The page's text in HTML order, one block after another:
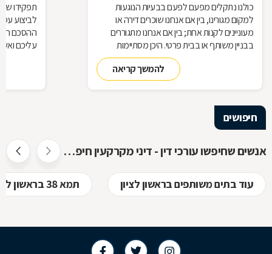
כולנו נתקלים מפעם לפעם בבעיות הנוגעות
למקום מגורינו, בין אם אנחנו שוכרים דירה או
מעוניינים לקנות אחת; בין אם אנחנו מתגוררים
בבניין משותף או בבית פרטי. היכן מסתיימות
זכויותינו ביחס לשכנינו? מה אומר החוק בקשר
לחריגות בנייה? האם בניית ממ"ד מחייבת את כל
הדיירים וכו'. כדי לקבל מושג בנוגע למעמדנו
המקרקעין, ריכזנו שאלות שנשאלו בפורום
מקרקעין, ואשר נענו ע"י עו"ד אילן קרייטר
להמשך קריאה
תפקידו
ההסכם
עליכם
חיפושים
אנשים שחיפשו עורכי דין - דיני מקרקעין חיפשו גם
עוד בתים משותפים בראשון לציון תמא 38 בראשון לציון